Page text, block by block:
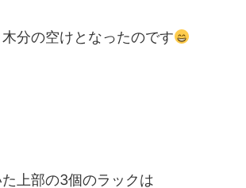
木分の空けとなったのです
上部の3個のラックは